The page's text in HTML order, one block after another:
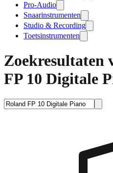
Pro-Audio
Snaarinstrumenten
Studio & Recording
Toetsinstrumenten
Zoekresultaten
FP 10 Digitale